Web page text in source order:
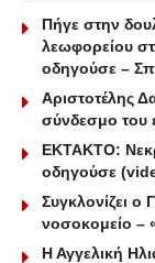
Πήγε στην
λεωφορείου
οδηγούσε –
Αριστοτέλης
σύνδεσμο του
ΕΚΤΑΚΤΟ:
οδηγούσε
Συγκλονίζει
νοσοκομείο –
Η Αγγελική